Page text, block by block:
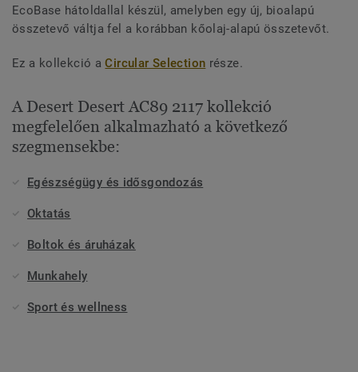
EcoBase hátoldallal készül, amelyben egy új, bioalapú
összetevő váltja fel a korábban kőolaj-alapú összetevőt.
Ez a kollekció aCircular Selection része.
A Desert Desert AC89 2117 kollekció
megfelelően alkalmazható a következő
szegmensekbe:
Egészségügy és idősgondozás
Oktatás
Boltok és áruházak
Munkahely
Sport és wellness